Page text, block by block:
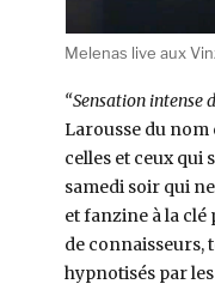
Melenas live aux
“Sensation intense
Larousse du nom
celles et ceux qui
samedi soir qui
et fanzine à la
de connaisseurs,
hypnotisés par